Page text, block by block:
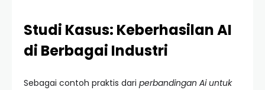
Studi Kasus: Keberhasilan AI
di Berbagai Industri
Sebagai contoh praktis dari perbandingan Ai untuk